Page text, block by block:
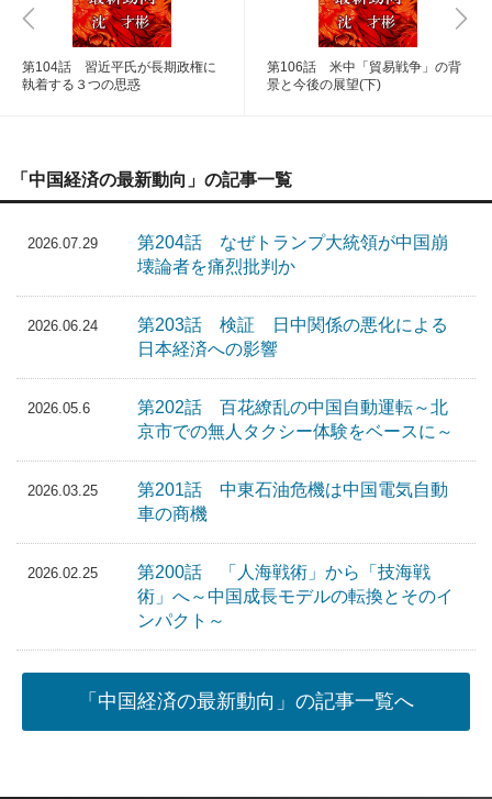
第104話 習近平氏が長期政権に
執着する３つの思惑
第106話 米中「貿易戦争」の背
景と今後の展望(下)
「中国経済の最新動向」の記事一覧
2026.07.29
第204話 なぜトランプ大統領が中国崩
壊論者を痛烈批判か
2026.06.24
第203話 検証 日中関係の悪化による
日本経済への影響
2026.05.6
第202話 百花繚乱の中国自動運転～北
京市での無人タクシー体験をベースに～
2026.03.25
第201話 中東石油危機は中国電気自動
車の商機
2026.02.25
第200話 「人海戦術」から「技海戦
術」へ～中国成長モデルの転換とそのイ
ンパクト～
「中国経済の最新動向」の記事一覧へ